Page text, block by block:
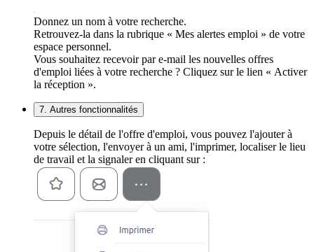
Donnez un nom à votre recherche.
Retrouvez-la dans la rubrique « Mes alertes emploi » de votre
espace personnel.
Vous souhaitez recevoir par e-mail les nouvelles offres
d'emploi liées à votre recherche ? Cliquez sur le lien « Activer
la réception ».
7. Autres fonctionnalités
Depuis le détail de l'offre d'emploi, vous pouvez l'ajouter à
votre sélection, l'envoyer à un ami, l'imprimer, localiser le lieu
de travail et la signaler en cliquant sur :